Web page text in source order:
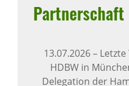
Part­ner­schaft
13.07.2026–
HDBW in
Delegation der